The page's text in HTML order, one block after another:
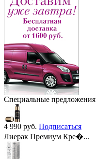
Специальные предложения
4 990 руб. Подписаться
Лиерак Премиум Кре�...